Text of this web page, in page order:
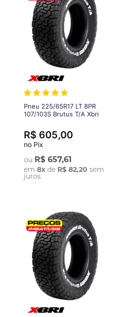
Pneu 225/65R17 LT 8PR
107/103S Brutus T/A Xbri
ou R$ 657,61
em 8xde R$ 82,20 sem
juros
R$ 605,00
no Pix